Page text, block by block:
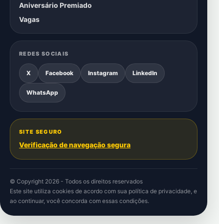
Aniversário Premiado
Vagas
REDES SOCIAIS
X Facebook Instagram LinkedIn
WhatsApp
SITE SEGURO
Verificação de navegação segura
© Copyright 2026 - Todos os direitos reservados
Este site utiliza cookies de acordo com sua política de privacidade, e
ao continuar, você concorda com essas condições.